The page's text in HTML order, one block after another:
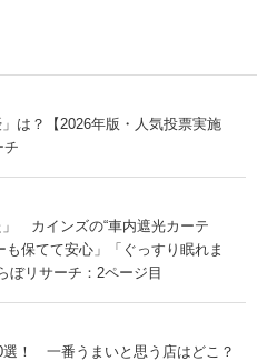
は？【2026年版・人気投票実施
チ
」 カインズの“車内遮光カーテ
保てて安心」「ぐっすり眠れま
ぼリサーチ：2ページ目
選！ 一番うまいと思う店はどこ？